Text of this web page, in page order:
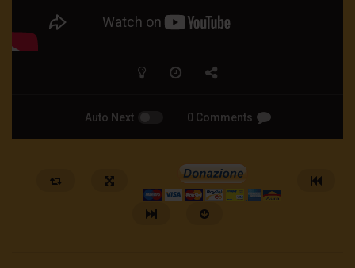
Auto Next 0 Comments